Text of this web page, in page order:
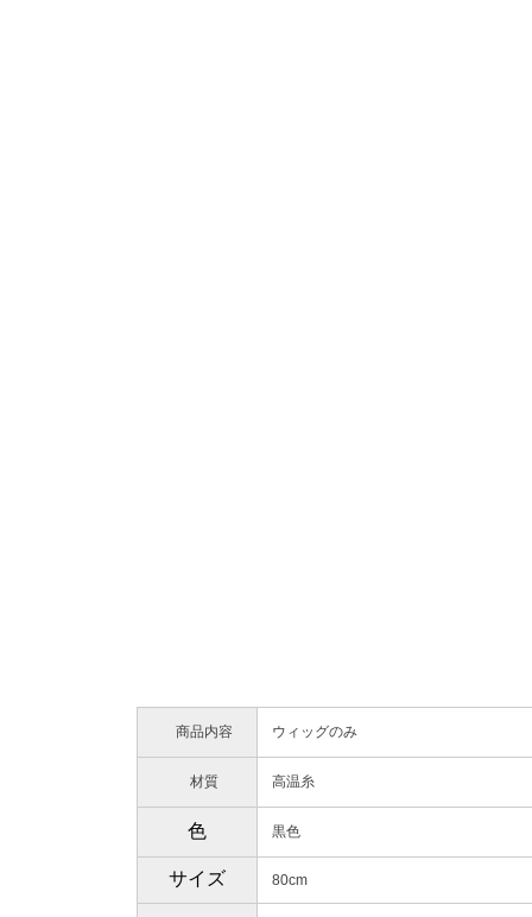
商品内容 ウィッグのみ
材質 高温糸
色 黒色
サイズ 80cm